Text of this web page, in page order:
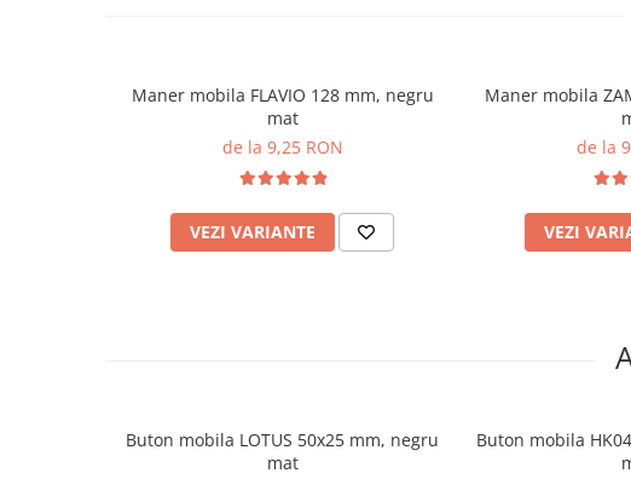
Maner mobila FLAVIO 128 mm, negru
mat
de la 9,25 RON
VEZI VARIANTE
Maner mobila
de la
VEZI
Buton mobila LOTUS 50x25 mm, negru
mat
Buton mobila